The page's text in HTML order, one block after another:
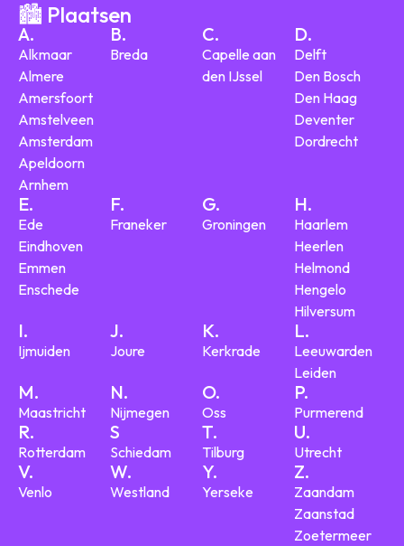
🏙️ Plaatsen
A.
Alkmaar
Almere
Amersfoort
Amstelveen
Amsterdam
Apeldoorn
Arnhem
B.
Breda
C.
Capelle aan
den IJssel
D.
Delft
Den Bosch
Den Haag
Deventer
Dordrecht
E.
Ede
Eindhoven
Emmen
Enschede
F.
Franeker
G.
Groningen
H.
Haarlem
Heerlen
Helmond
Hengelo
Hilversum
I.
Ijmuiden
J.
Joure
K.
Kerkrade
L.
Leeuwarden
Leiden
M.
Maastricht
N.
Nijmegen
O.
Oss
P.
Purmerend
R.
Rotterdam
S
Schiedam
T.
Tilburg
U.
Utrecht
V.
Venlo
W.
Westland
Y.
Yerseke
Z.
Zaandam
Zaanstad
Zoetermeer